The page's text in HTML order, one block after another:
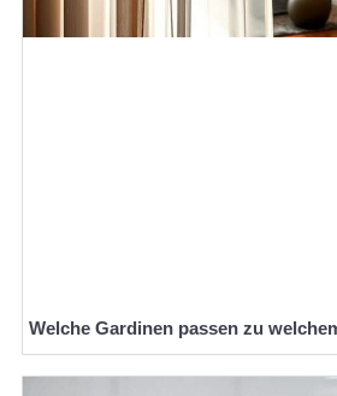
Welche Gardinen passen zu